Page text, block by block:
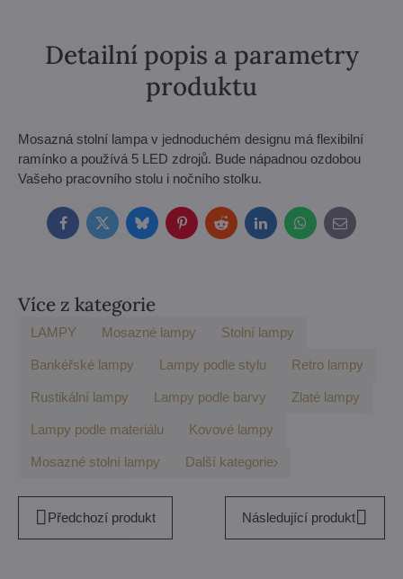
Detailní popis a parametry
produktu
Mosazná stolní lampa v jednoduchém designu má flexibilní
ramínko a používá 5 LED zdrojů. Bude nápadnou ozdobou
Vašeho pracovního stolu i nočního stolku.
FacebookTwitterBlueskyPinterestRedditLinkedInWhatsApp
E-
mail
Více z kategorie
LAMPY Mosazné lampy Stolní lampy
Bankéřské lampy Lampy podle stylu Retro lampy
Rustikální lampy Lampy podle barvy Zlaté lampy
Lampy podle materiálu Kovové lampy
Mosazné stolní lampy Další kategorie
Předchozí produkt Následující produkt